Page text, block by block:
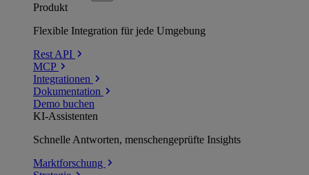
Produkt
Flexible Integration für jede Umgebung
Rest API
MCP
Integrationen
Dokumentation
Demo buchen
KI-Assistenten
Schnelle Antworten, menschengeprüfte Insights
Marktforschung